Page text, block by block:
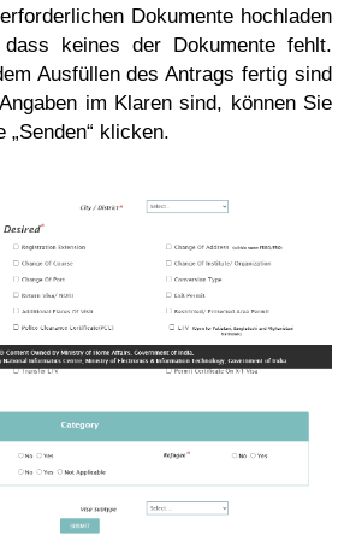
Dokumente hochladen
keines der Dokumente fehlt.
Ausfüllen des Antrags fertig sind
im Klaren sind, können Sie
klicken.